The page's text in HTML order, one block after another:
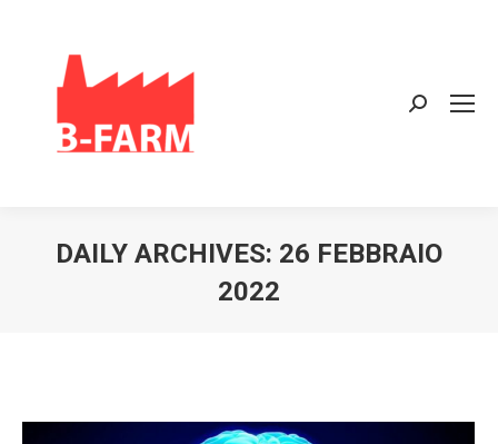
Search:
DAILY ARCHIVES: 26 FEBBRAIO
2022